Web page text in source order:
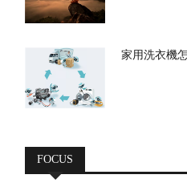
家用洗衣機
FOCUS